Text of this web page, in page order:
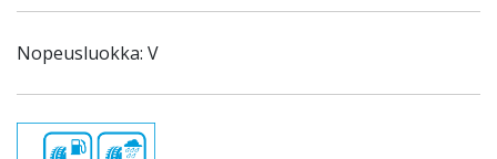
Nopeusluokka: V